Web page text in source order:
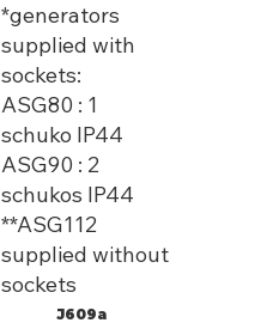
*generators
supplied with
sockets:
ASG80 : 1
schuko IP44
ASG90 : 2
schukos IP44
**ASG112
supplied without
sockets
J609a